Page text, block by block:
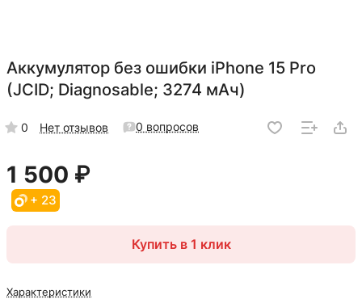
Аккумулятор без ошибки iPhone 15 Pro
(JCID; Diagnosable; 3274 мАч)
0 Нет отзывов 0 вопросов
1 500 ₽
+ 23
Купить в 1 клик
Характеристики